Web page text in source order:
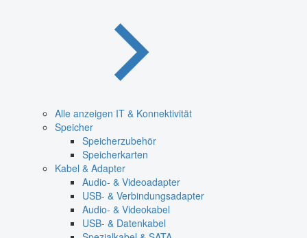
Alle anzeigen IT & Konnektivität
Speicher
Speicherzubehör
Speicherkarten
Kabel & Adapter
Audio- & Videoadapter
USB- & Verbindungsadapter
Audio- & Videokabel
USB- & Datenkabel